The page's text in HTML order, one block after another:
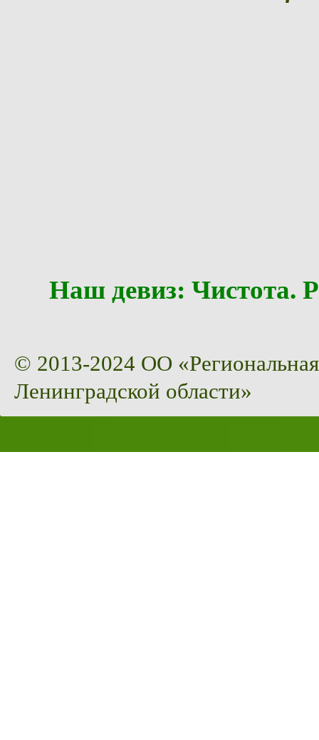
Наш девиз:
© 2013-2024 ОО
Ленинградской области»